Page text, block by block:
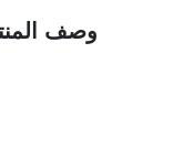
وصف